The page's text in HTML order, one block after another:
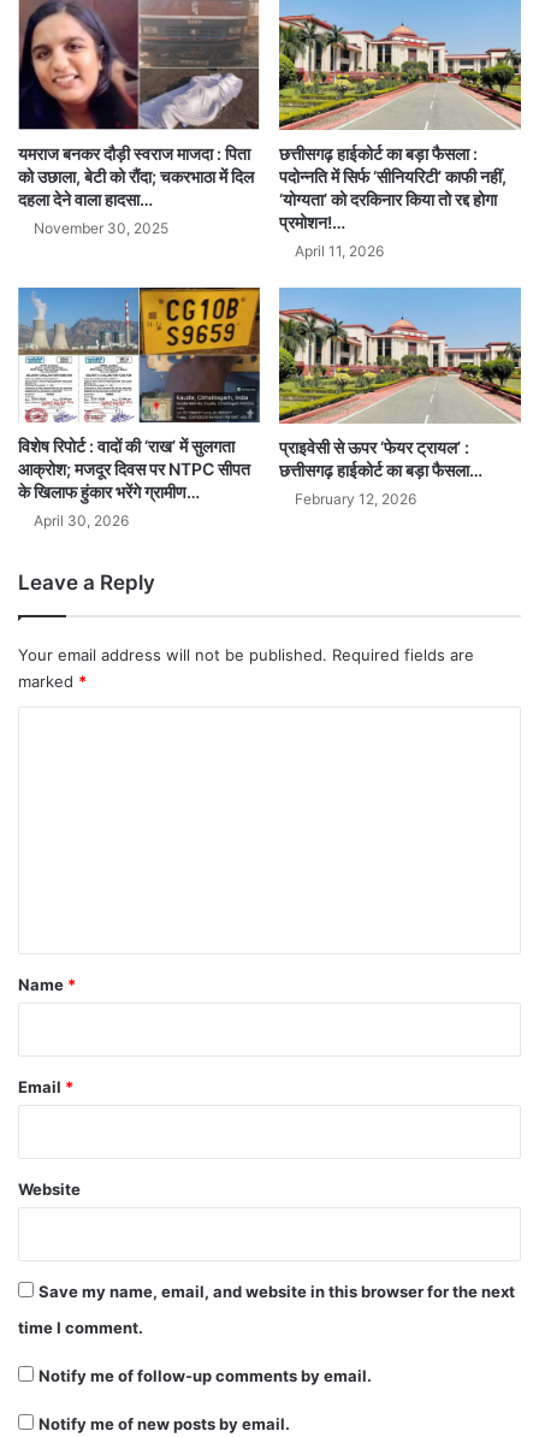
यमराज बनकर दौड़ी स्वराज माजदा : पिता
को उछाला, बेटी को रौंदा; चकरभाठा में दिल
दहला देने वाला हादसा…
November 30, 2025
छत्तीसगढ़ हाईकोर्ट का बड़ा फैसला :
पदोन्नति में सिर्फ ‘सीनियरिटी’ काफी नहीं,
‘योग्यता’ को दरकिनार किया तो रद्द होगा
प्रमोशन!…
April 11, 2026
विशेष रिपोर्ट : वादों की ‘राख’ में सुलगता
आक्रोश; मजदूर दिवस पर NTPC सीपत
के खिलाफ हुंकार भरेंगे ग्रामीण…
April 30, 2026
प्राइवेसी से ऊपर ‘फेयर ट्रायल’ :
छत्तीसगढ़ हाईकोर्ट का बड़ा फैसला…
February 12, 2026
Leave a Reply
Your email address will not be published. Required fields are
marked *
*
Name *
Email *
Website
Save my name, email, and website in this browser for the next
time I comment.
Notify me of follow-up comments by email.
Notify me of new posts by email.